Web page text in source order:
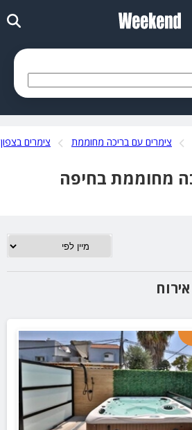
צימרים עם בריכה מחוממת צימרים בצפון
מחוממת בחיפה